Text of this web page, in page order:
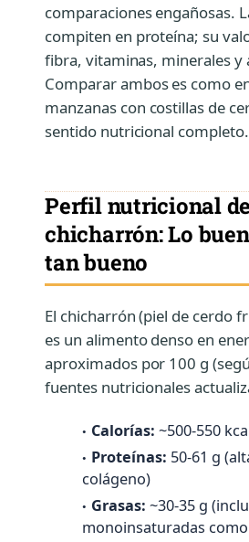
comparaciones engañosas.
compiten en proteína; su
fibra, vitaminas, minerales y
Comparar ambos es como
manzanas con costillas de
sentido nutricional completo.
Perfil nutricional
chicharrón: Lo
tan bueno
El chicharrón (piel de cerdo
es un alimento denso en
aproximados por 100 g
fuentes nutricionales
Calorías: ~500-550
Proteínas: 50-61 g
colágeno)
Grasas: ~30-35 g
monoinsaturadas